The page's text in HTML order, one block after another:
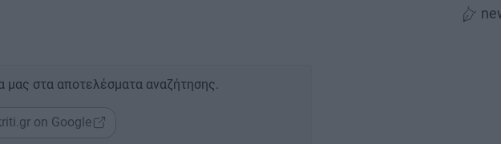
μας στα αποτελέσματα αναζήτησης.
on Google